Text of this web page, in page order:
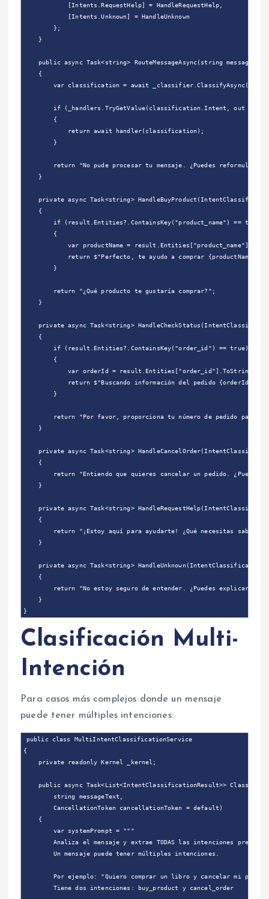
            [Intents.RequestHelp] = HandleRequestHelp,
            [Intents.Unknown] = HandleUnknown
        };
    }
    public async Task<string> RouteMessageAsync(string message)
    {
var classification = await
if (_handlers.TryGetValue(classification.Intent, out var
        {
            return await handler(classification);
        }
return "No pude procesar tu mensaje. ¿Puedes
    }
private async Task<string>
    {
        if (result.Entities?.ContainsKey("product_name") == true)
        {
var productName =
return $"Perfecto, te ayudo a comprar {productName}.
        }
        return "¿Qué producto te gustaría comprar?";
    }
private async Task<string>
    {
        if (result.Entities?.ContainsKey("order_id") == true)
        {
            var orderId = result.Entities["order_id"].ToString();
return $"Buscando información del pedido
        }
return "Por favor, proporciona tu número de pedido para
    }
private async Task<string>
    {
return "Entiendo que quieres cancelar un pedido. ¿Puedes
    }
private async Task<string>
    {
        return "¡Estoy aquí para ayudarte! ¿Qué necesitas saber?";
    }
private async Task<string>
    {
return "No estoy seguro de entender. ¿Puedes explicar qué
    }
Clasificación Multi-
Intención
Para casos más complejos donde un mensaje
puede tener múltiples intenciones:
public class MultiIntentClassificationService
{
    private readonly Kernel _kernel;
public async Task<List<IntentClassificationResult>>
        string messageText,
        CancellationToken cancellationToken = default)
    {
        var systemPrompt = """
Analiza el mensaje y extrae TODAS las intenciones
        Un mensaje puede tener múltiples intenciones.
Por ejemplo: "Quiero comprar un libro y cancelar mi pedido
        Tiene dos intenciones: buy_product y cancel_order